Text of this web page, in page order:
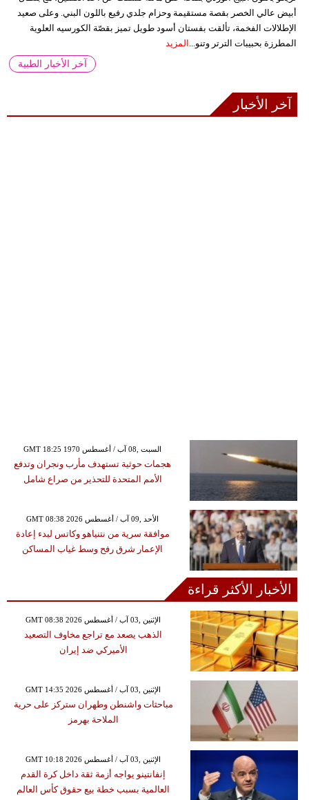
أبيض عالي الخصر بقصة مستقيمة وحزام جلدي رفيع باللون البني. وعلى صعيد
الإطلالات الفخمة، تألقت بفستان أسود طويل تميز بقصّة الكورسيه العلوية
المطرزة بحبيبات الترتر وتنو... المزيد
آخر الأخبار الطبية
آخر الأخبار
GMT 18:25 1970 السبت ,08 آب / أغسطس
هجمات حوثية تستهدف مأرب ونجران وتدفع
الأمم المتحدة للتحذير من صراع شامل
GMT 08:38 2026 الأحد ,09 آب / أغسطس
موافقة سرية من نتنياهو وكاتس لبدء إعادة
الإعمار شرق رفح وسط غياب المساكن
الأخبار الأكثر قراءة
GMT 08:38 2026 الإثنين ,03 آب / أغسطس
الذهب يصعد مع تراجع مخاوف التصعيد
الأميركي ضد إيران
GMT 14:35 2026 الإثنين ,03 آب / أغسطس
مباحثات واشنطن وطهران ستركز على حرية
الملاحة بهرمز
GMT 10:18 2026 الإثنين ,03 آب / أغسطس
إنفانتينو يواجه أزمة ثقة داخل كرة القدم
العالمية بسبب خطة بيع حقوق كأس العالم